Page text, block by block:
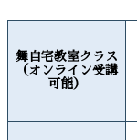
舞自宅教室クラス
（オンライン受講
可能）